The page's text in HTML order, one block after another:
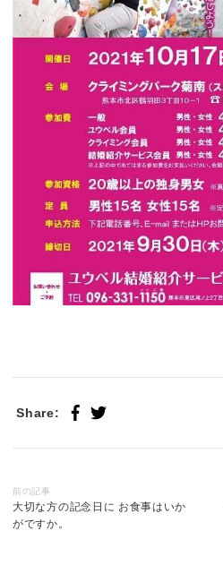
Share:
前の記事
大切な方の記念日に お食事はいか
がですか。